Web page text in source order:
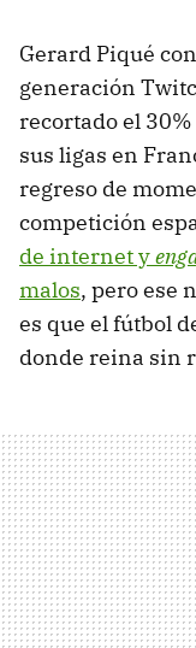
Gerard Piqué
generación
recortado el
sus ligas en
regreso de
competición
de internet y
malos, pero ese
es que el fútbol
donde reina sin